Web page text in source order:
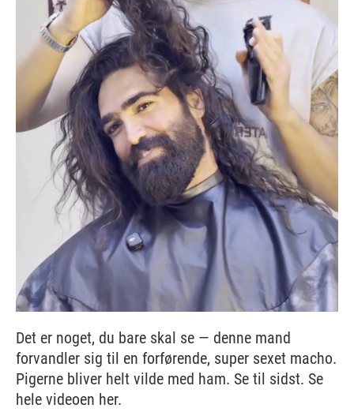
Det er noget, du bare skal se — denne mand
forvandler sig til en forførende, super sexet macho.
Pigerne bliver helt vilde med ham. Se til sidst. Se
hele videoen her.